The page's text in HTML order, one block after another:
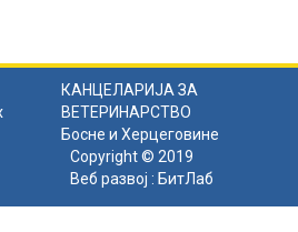
КАНЦЕЛАРИЈА ЗА
ВЕТЕРИНАРСТВО
Босне и Херцеговине
Copyright © 2019
Веб развој : БитЛаб